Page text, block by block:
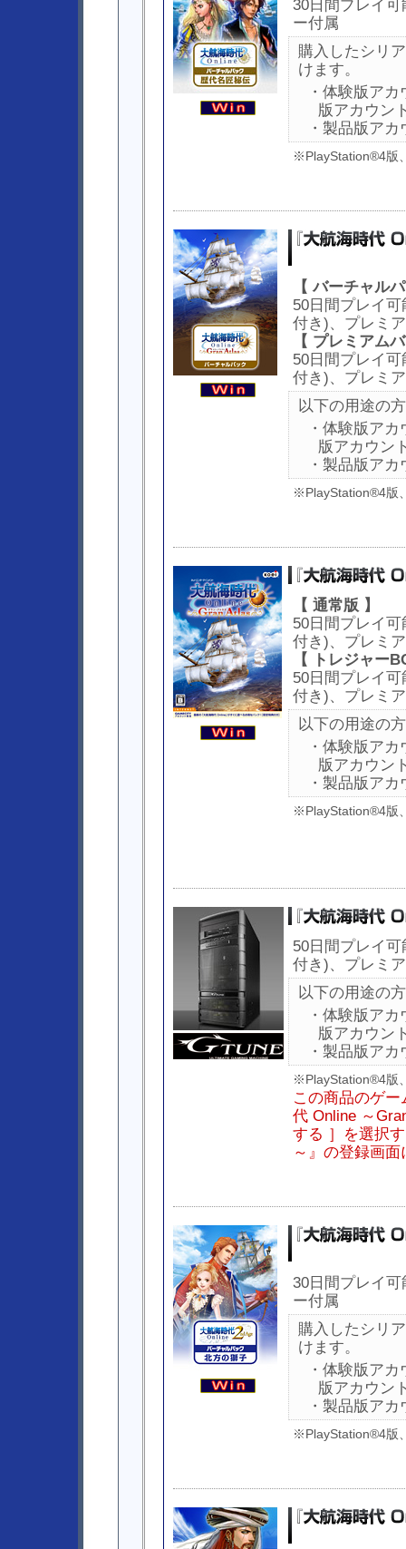
30日間プレイ
ー付属
購入したシリ
けます。
・体験版ア
版アカウン
・製品版ア
※PlayStation®4版
【 バーチャル
50日間プレイ
付き)、プレミ
【 プレミアム
50日間プレイ
付き)、プレミ
以下の用途の
・体験版ア
版アカウン
・製品版ア
※PlayStation®4版
【 通常版 】
50日間プレイ
付き)、プレミ
【 トレジャー
50日間プレイ
付き)、プレミ
以下の用途の
・体験版ア
版アカウン
・製品版ア
※PlayStation®4版
50日間プレイ
付き)、プレミ
以下の用途の
・体験版ア
版アカウン
・製品版ア
※PlayStation®4版
この商品のゲ
代 Online ～
する ］を選択
～』の登録画
30日間プレイ
ー付属
購入したシリ
けます。
・体験版ア
版アカウン
・製品版ア
※PlayStation®4版